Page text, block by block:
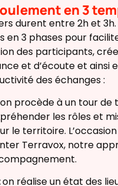
en 3
durent entre 2h et 3h.
en 3 phases pour
des participants,
et d’écoute et ainsi
des échanges :
on procède à un tour de
les rôles et
le territoire.
Terravox, notre
on réalise un état des